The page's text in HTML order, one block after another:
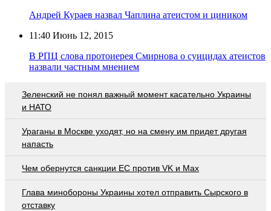
Андрей Кураев назвал Чаплина атеистом и циником
11:40 Июнь 12, 2015
В РПЦ слова протоиерея Смирнова о суицидах атеистов
назвали частным мнением
Зеленский не понял важный момент касательно Украины
и НАТО
Ураганы в Москве уходят, но на смену им придет другая
напасть
Чем обернутся санкции ЕС против VK и Max
Глава минобороны Украины хотел отправить Сырского в
отставку